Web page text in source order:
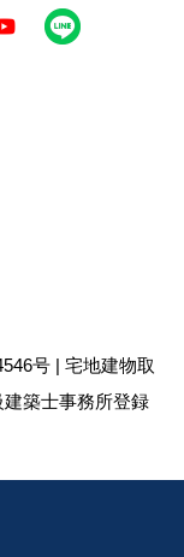
号 | 宅地建物取
築士事務所登録